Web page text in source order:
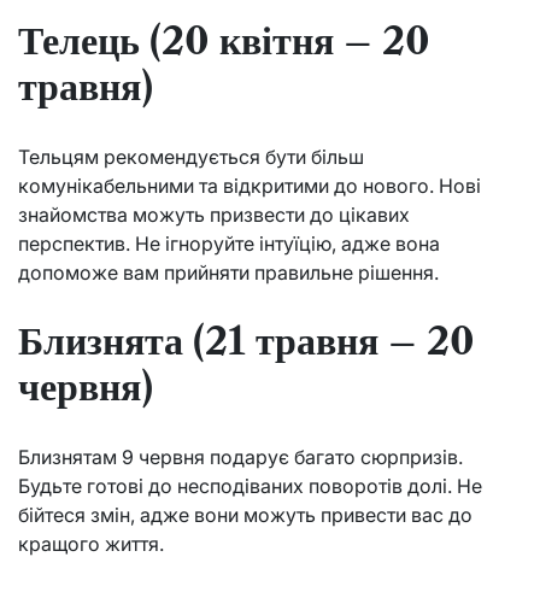
Телець (20 квітня – 20
травня)
Тельцям рекомендується бути більш
комунікабельними та відкритими до нового. Нові
знайомства можуть призвести до цікавих
перспектив. Не ігноруйте інтуїцію, адже вона
допоможе вам прийняти правильне рішення.
Близнята (21 травня – 20
червня)
Близнятам 9 червня подарує багато сюрпризів.
Будьте готові до несподіваних поворотів долі. Не
бійтеся змін, адже вони можуть привести вас до
кращого життя.